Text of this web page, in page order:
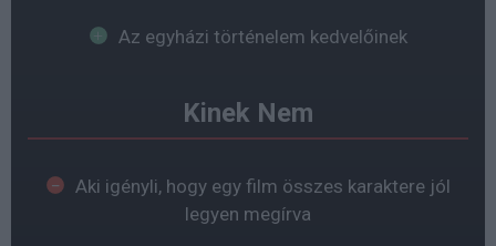
Az egyházi történelem kedvelőinek
Kinek Nem
Aki igényli, hogy egy film összes karaktere jól
legyen megírva